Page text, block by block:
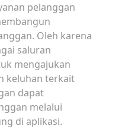
pelanggan
Oleh karena
saluran
mengajukan
keluhan terkait
dapat
melalui
di aplikasi.